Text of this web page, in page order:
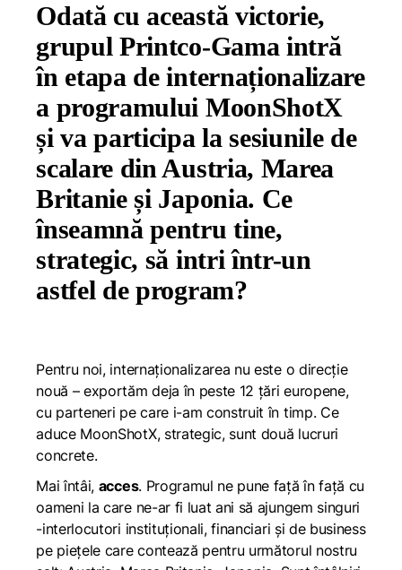
Odată cu această victorie,
grupul Printco-Gama intră
în etapa de internaționalizare
a programului MoonShotX
și va participa la sesiunile de
scalare din Austria, Marea
Britanie și Japonia. Ce
înseamnă pentru tine,
strategic, să intri într-un
astfel de program?
Pentru noi, internaționalizarea nu este o direcție
nouă – exportăm deja în peste 12 țări europene,
cu parteneri pe care i-am construit în timp. Ce
aduce MoonShotX, strategic, sunt două lucruri
concrete.
Mai întâi, acces. Programul ne pune față în față cu
oameni la care ne-ar fi luat ani să ajungem singuri
-interlocutori instituționali, financiari și de business
pe piețele care contează pentru următorul nostru